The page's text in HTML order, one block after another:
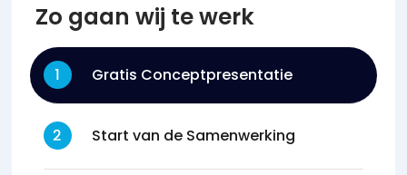
Zo gaan wij te werk
Gratis Conceptpresentatie
Start van de Samenwerking